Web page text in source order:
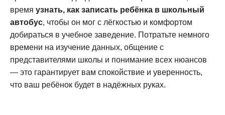
время узнать, как записать ребёнка в школьный
автобус, чтобы он мог с лёгкостью и комфортом
добираться в учебное заведение. Потратьте немного
времени на изучение данных, общение с
представителями школы и понимание всех нюансов
— это гарантирует вам спокойствие и уверенность,
что ваш ребёнок будет в надёжных руках.